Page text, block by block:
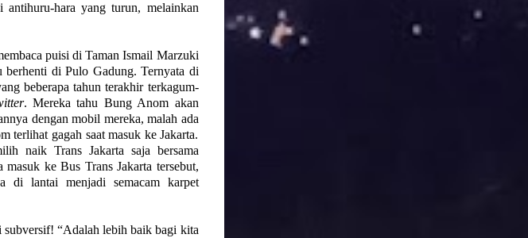
antihuru-hara yang turun, melainkan
puisi di Taman Ismail Marzuki
di Pulo Gadung. Ternyata di
beberapa tahun terakhir terkagum-
. Mereka tahu Bung Anom akan
dengan mobil mereka, malah ada
gagah saat masuk ke Jakarta.
naik Trans Jakarta saja bersama
ke Bus Trans Jakarta tersebut,
di lantai menjadi semacam karpet
“Adalah lebih baik bagi kita